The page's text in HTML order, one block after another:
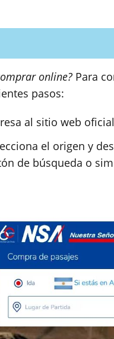
online? Para
pasos:
al sitio web
el origen y
de búsqueda o